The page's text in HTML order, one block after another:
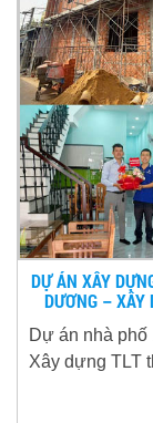
DỰ ÁN XÂY
DƯƠNG – XÂY
Dự án nhà
Xây dựng TLT